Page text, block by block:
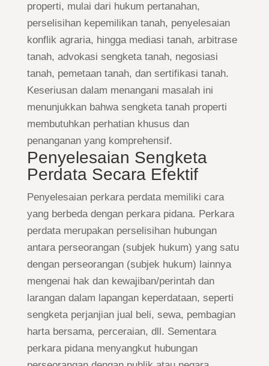
properti, mulai dari hukum pertanahan,
perselisihan kepemilikan tanah, penyelesaian
konflik agraria, hingga mediasi tanah, arbitrase
tanah, advokasi sengketa tanah, negosiasi
tanah, pemetaan tanah, dan sertifikasi tanah.
Keseriusan dalam menangani masalah ini
menunjukkan bahwa sengketa tanah properti
membutuhkan perhatian khusus dan
penanganan yang komprehensif.
Penyelesaian Sengketa
Perdata Secara Efektif
Penyelesaian perkara perdata memiliki cara
yang berbeda dengan perkara pidana. Perkara
perdata merupakan perselisihan hubungan
antara perseorangan (subjek hukum) yang satu
dengan perseorangan (subjek hukum) lainnya
mengenai hak dan kewajiban/perintah dan
larangan dalam lapangan keperdataan, seperti
sengketa perjanjian jual beli, sewa, pembagian
harta bersama, perceraian, dll. Sementara
perkara pidana menyangkut hubungan